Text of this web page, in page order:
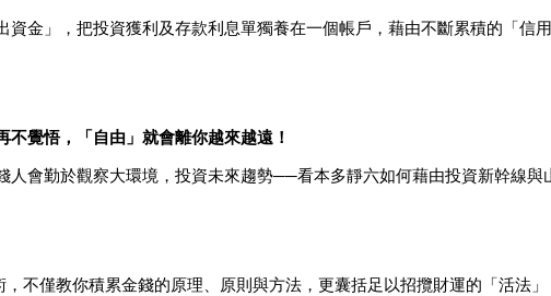
資金」，把投資獲利及存款利息單獨養在一個帳戶，藉由不斷累積的「信
不覺悟，「自由」就會離你越來越遠！
人會勤於觀察大環境，投資未來趨勢──看本多靜六如何藉由投資新幹線
不僅教你積累金錢的原理、原則與方法，更囊括足以招攬財運的「活法」